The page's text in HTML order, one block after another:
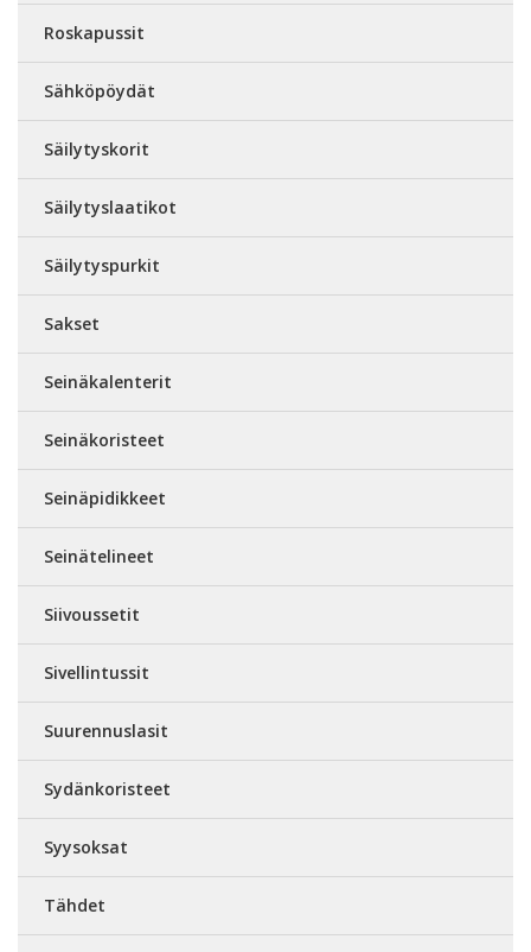
Roskapussit
Sähköpöydät
Säilytyskorit
Säilytyslaatikot
Säilytyspurkit
Sakset
Seinäkalenterit
Seinäkoristeet
Seinäpidikkeet
Seinätelineet
Siivoussetit
Sivellintussit
Suurennuslasit
Sydänkoristeet
Syysoksat
Tähdet